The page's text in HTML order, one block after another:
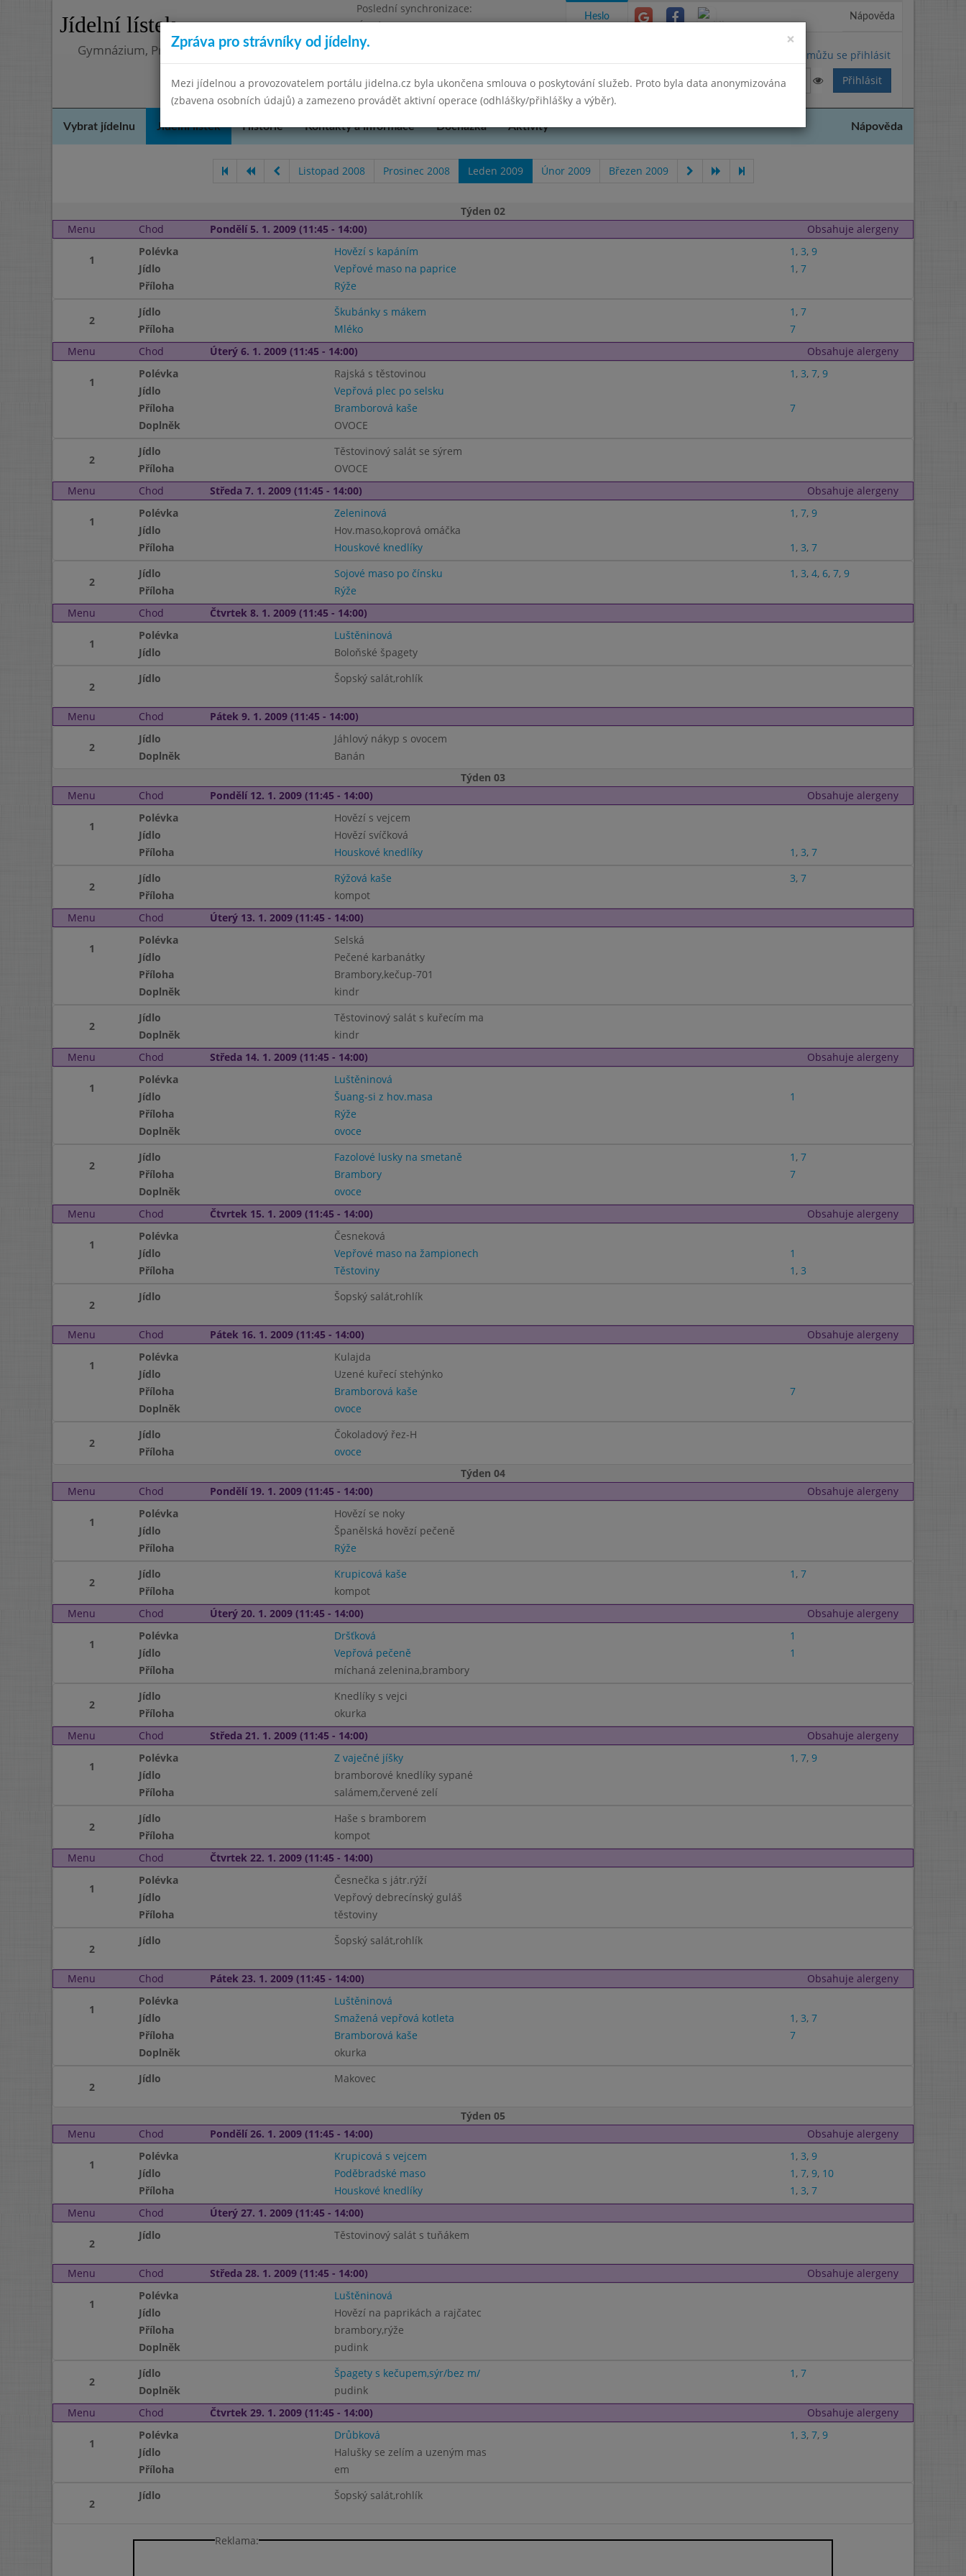
Jídelní lístek
Poslední synchronizace:
Úterý 12.5.2026 8:35
Gymnázium, Praha 4, Budějovická 680
Heslo Nápověda
Nemůžu se přihlásit
Vybrat jídelnu Jídelní lístek Historie Kontakty a informace Docházka Aktivity Nápověda
Listopad 2008 Prosinec 2008 Leden 2009 Únor 2009 Březen 2009
Týden 02
Menu
Chod Pondělí 5. 1. 2009 (11:45 - 14:00) Obsahuje alergeny
1
Polévka Hovězí s kapáním 1 , 3, 9
Jídlo
Vepřové maso na paprice 1 , 7
Příloha
Rýže
2
Jídlo Škubánky s mákem 1 , 7
Příloha
Mléko
7
Menu
Chod Úterý 6. 1. 2009 (11:45 - 14:00) Obsahuje alergeny
1
Polévka Rajská s těstovinou 1 , 3, 7, 9
Jídlo
Vepřová plec po selsku
Příloha
Bramborová kaše
7
Doplněk
OVOCE
2
Jídlo
Těstovinový salát se sýrem
Příloha
OVOCE
Menu
Chod Středa 7. 1. 2009 (11:45 - 14:00) Obsahuje alergeny
1
Polévka Zeleninová 1 , 7, 9
Jídlo
Hov.maso,koprová omáčka
Příloha
Houskové knedlíky 1 , 3, 7
2
Jídlo Sojové maso po čínsku 1 , 3, 4, 6, 7, 9
Příloha
Rýže
Menu
Chod Čtvrtek 8. 1. 2009 (11:45 - 14:00)
1
Polévka
Luštěninová
Jídlo
Boloňské špagety
2
Jídlo Šopský salát,rohlík
Menu Chod Pátek 9. 1. 2009 (11:45 - 14:00)
2
Jídlo
Jáhlový nákyp s ovocem
Doplněk
Banán
Týden 03
Menu
Chod Pondělí 12. 1. 2009 (11:45 - 14:00) Obsahuje alergeny
1
Polévka
Hovězí s vejcem
Jídlo
Hovězí svíčková
Příloha
Houskové knedlíky 1 , 3, 7
2
Jídlo Rýžová kaše 3, 7
Příloha
kompot
Menu
Chod Úterý 13. 1. 2009 (11:45 - 14:00)
1
Polévka
Selská
Jídlo
Pečené karbanátky
Příloha
Brambory,kečup-701
Doplněk
kindr
2
Jídlo
Těstovinový salát s kuřecím ma
Doplněk
kindr
Menu
Chod Středa 14. 1. 2009 (11:45 - 14:00) Obsahuje alergeny
1
Polévka
Luštěninová
Jídlo
Šuang-si z hov.masa
1
Příloha
Rýže
Doplněk
ovoce
2
Jídlo Fazolové lusky na smetaně 1 , 7
Příloha
Brambory
7
Doplněk
ovoce
Menu
Chod Čtvrtek 15. 1. 2009 (11:45 - 14:00) Obsahuje alergeny
1
Polévka
Česneková
Jídlo
Vepřové maso na žampionech
1
Příloha
Těstoviny 1 , 3
2
Jídlo Šopský salát,rohlík
Menu Chod Pátek 16. 1. 2009 (11:45 - 14:00) Obsahuje alergeny
1
Polévka
Kulajda
Jídlo
Uzené kuřecí stehýnko
Příloha
Bramborová kaše
7
Doplněk
ovoce
2
Jídlo
Čokoladový řez-H
Příloha
ovoce
Týden 04
Menu
Chod Pondělí 19. 1. 2009 (11:45 - 14:00) Obsahuje alergeny
1
Polévka
Hovězí se noky
Jídlo
Španělská hovězí pečeně
Příloha
Rýže
2
Jídlo Krupicová kaše 1 , 7
Příloha
kompot
Menu
Chod Úterý 20. 1. 2009 (11:45 - 14:00) Obsahuje alergeny
1
Polévka Dršťková
1
Jídlo
Vepřová pečeně
1
Příloha
míchaná zelenina,brambory
2
Jídlo
Knedlíky s vejci
Příloha
okurka
Menu
Chod Středa 21. 1. 2009 (11:45 - 14:00) Obsahuje alergeny
1
Polévka Z vaječné jíšky 1 , 7, 9
Jídlo
bramborové knedlíky sypané
Příloha
salámem,červené zelí
2
Jídlo
Haše s bramborem
Příloha
kompot
Menu
Chod Čtvrtek 22. 1. 2009 (11:45 - 14:00)
1
Polévka
Česnečka s játr.rýží
Jídlo
Vepřový debrecínský guláš
Příloha
těstoviny
2
Jídlo Šopský salát,rohlík
Menu Chod Pátek 23. 1. 2009 (11:45 - 14:00) Obsahuje alergeny
1
Polévka
Luštěninová
Jídlo
Smažená vepřová kotleta 1 , 3, 7
Příloha
Bramborová kaše
7
Doplněk
okurka
2
Jídlo Makovec
Týden 05
Menu
Chod Pondělí 26. 1. 2009 (11:45 - 14:00) Obsahuje alergeny
1
Polévka Krupicová s vejcem 1 , 3, 9
Jídlo
Poděbradské maso 1 , 7, 9, 10
Příloha
Houskové knedlíky 1 , 3, 7
Menu
Chod Úterý 27. 1. 2009 (11:45 - 14:00)
2
Jídlo Těstovinový salát s tuňákem
Menu Chod Středa 28. 1. 2009 (11:45 - 14:00) Obsahuje alergeny
1
Polévka
Luštěninová
Jídlo
Hovězí na paprikách a rajčatec
Příloha
brambory,rýže
Doplněk
pudink
2
Jídlo Špagety s kečupem,sýr/bez m/ 1 , 7
Doplněk
pudink
Menu
Chod Čtvrtek 29. 1. 2009 (11:45 - 14:00) Obsahuje alergeny
1
Polévka Drůbková 1 , 3, 7, 9
Jídlo
Halušky se zelím a uzeným mas
Příloha
em
2
Jídlo Šopský salát,rohlík
Reklama:
×
Zpráva pro strávníky od jídelny.
Mezi jídelnou a provozovatelem portálu jidelna.cz byla ukončena smlouva o poskytování služeb. Proto byla data anonymizována
(zbavena osobních údajů) a zamezeno provádět aktivní operace (odhlášky/přihlášky a výběr).